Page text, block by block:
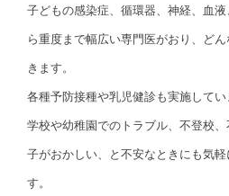
子どもの感染症、循環器、神経、血
ら重度まで幅広い専門医がおり、ど
きます。
各種予防接種や乳児健診も実施してい
学校や幼稚園でのトラブル、不登校
子がおかしい、と不安なときにも気
す。